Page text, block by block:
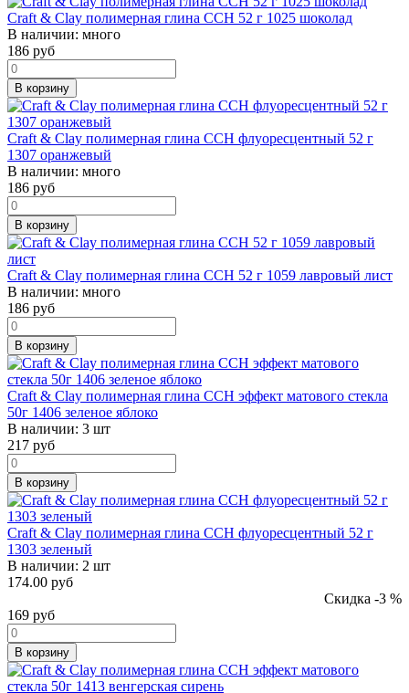
Craft & Clay полимерная глина CCH 52 г 1025 шоколад
В наличии: много
186 руб
В корзину
Craft & Clay полимерная глина CCH флуоресцентный 52 г
1307 оранжевый
В наличии: много
186 руб
В корзину
Craft & Clay полимерная глина CCH 52 г 1059 лавровый лист
В наличии: много
186 руб
В корзину
Craft & Clay полимерная глина CCH эффект матового стекла
50г 1406 зеленое яблоко
В наличии: 3 шт
217 руб
В корзину
Craft & Clay полимерная глина CCH флуоресцентный 52 г
1303 зеленый
В наличии: 2 шт
174.00 руб
Скидка -3 %
169 руб
В корзину